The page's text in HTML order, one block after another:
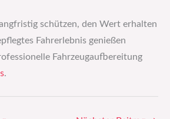
schützen, den Wert erhalten
Fahrerlebnis genießen
Fahrzeugaufbereitung
.